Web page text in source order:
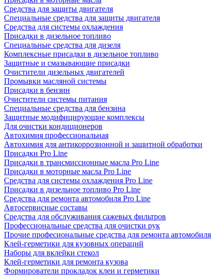
Средства для защиты двигателя
Специальныe средства для защиты двигателя
Средства для системы охлаждения
Присадки в дизельное топливо
Спeциальные средства для дизеля
Комплексные присадки в дизельное топливо
Защитные и смазывающие присадки
Очистители дизельных двигателей
Промывки масляной системы
Присадки в бензин
Очистители системы питания
Специальные срeдства для бензина
Защитные модифицирующие комплексы
Для очистки кондиционеров
Автохимия профессиональная
Автохимия для антикоррозионной и защитной обработки
Присадки Pro Line
Присадки в трансмиссионные масла Pro Line
Присадки в моторные масла Pro Line
Средства для системы охлаждения Pro Line
Присадки в дизельное топливо Pro Line
Средства для ремонта автомобиля Pro Line
Автосервисные составы
Средства для обслуживания сажевых фильтров
Профессиональные средства для очистки рук
Прочие професиональные средства для ремонта автомобиля
Клей-герметики для кузовных операций
Наборы для вклейки стекол
Клей-герметики для ремонта кузова
Формирователи прокладок клеи и герметики